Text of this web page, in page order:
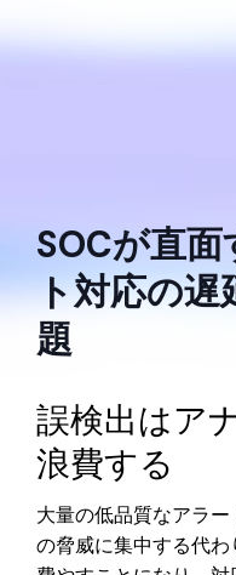
SOCが直
ト対応の遅
題
誤検出はア
浪費する
大量の低品質なアラ
の脅威に集中する代